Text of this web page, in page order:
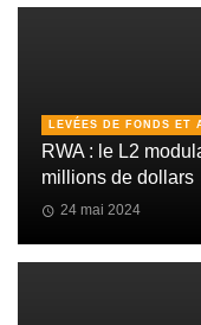
LEVÉES DE FONDS ET
RWA : le L2
millions de dollars
24 mai 2024